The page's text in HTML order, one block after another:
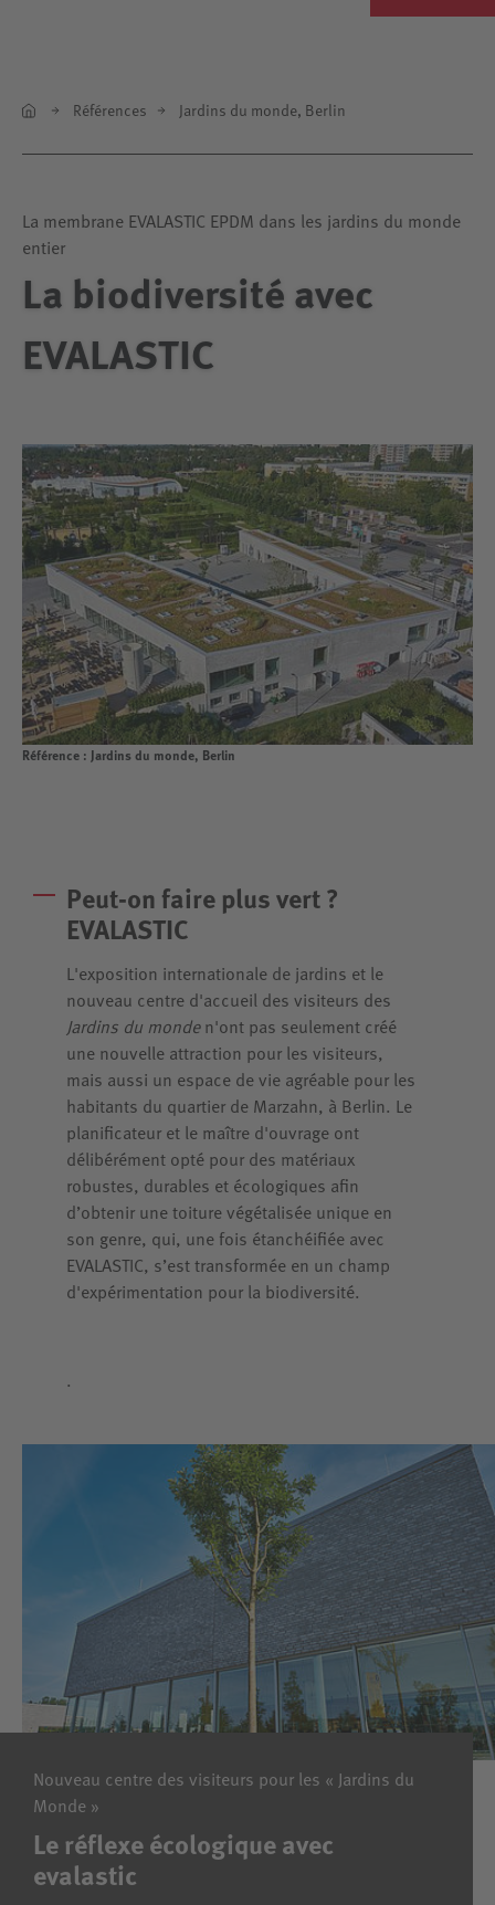
Références Jardins du monde, Berlin
La membrane EVALASTIC EPDM dans les jardins du monde
entier
La biodiversité avec
EVALASTIC
Référence : Jardins du monde, Berlin
Peut-on faire plus vert ?
EVALASTIC
L'exposition internationale de jardins et le
nouveau centre d'accueil des visiteurs des
Jardins du monden'ont pas seulement créé
une nouvelle attraction pour les visiteurs,
mais aussi un espace de vie agréable pour les
habitants du quartier de Marzahn, à Berlin. Le
planificateur et le maître d'ouvrage ont
délibérément opté pour des matériaux
robustes, durables et écologiques afin
d’obtenir une toiture végétalisée unique en
son genre, qui, une fois étanchéifiée avec
EVALASTIC, s’est transformée en un champ
d'expérimentation pour la biodiversité.
.
Nouveau centre des visiteurs pour les « Jardins du
Monde »
Le réflexe écologique avec
evalastic